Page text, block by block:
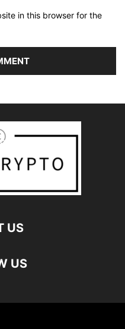
in this browser for the
US
US